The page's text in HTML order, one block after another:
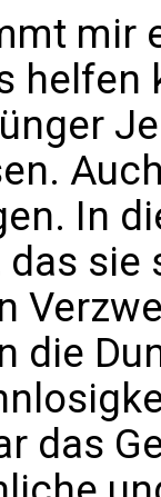
mir
helfen
In
das sie
die
das